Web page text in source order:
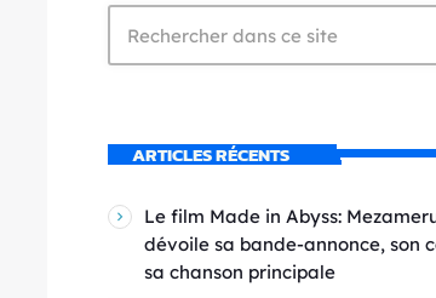
ARTICLES RÉCENTS
Le film Made in Abyss:
dévoile sa bande-annonce, son
sa chanson principale